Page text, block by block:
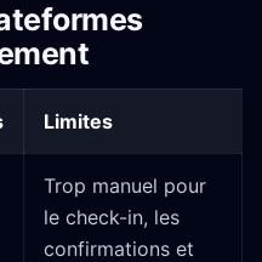
Limites
Trop manuel pour
le check-in, les
confirmations et